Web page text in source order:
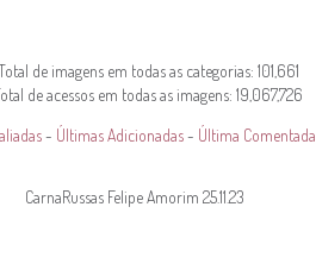
de imagens em todas as categorias: 101,661
de acessos em todas as imagens: 19,067,726
- Últimas Adicionadas- Última Comentada
CarnaRussas Felipe Amorim 25.11.23